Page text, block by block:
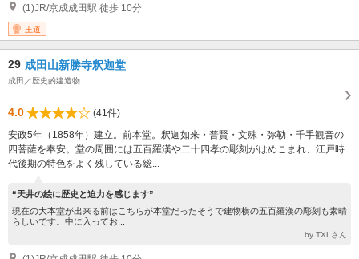
(1)JR/京成成田駅 徒歩 10分
王道
29 成田山新勝寺釈迦堂
成田／歴史的建造物
4.0
(41件)
安政5年（1858年）建立。前本堂。釈迦如来・普賢・文殊・弥勒・千手観音の
四菩薩を奉安。堂の周囲には五百羅漢や二十四孝の彫刻がはめこまれ、江戸時
代後期の特色をよく残している総...
“天井の絵に歴史と迫力を感じます”
現在の大本堂が出来る前はこちらが本堂だったそうで建物横の五百羅漢の彫刻も素晴
らしいです。中に入ってお...
by TXLさん